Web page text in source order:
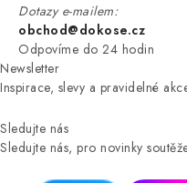
Dotazy e-mailem:
obchod@dokose.cz
Odpovíme do 24 hodin
Newsletter
Inspirace, slevy a pravidelné
Sledujte nás
Sledujte nás, pro novinky